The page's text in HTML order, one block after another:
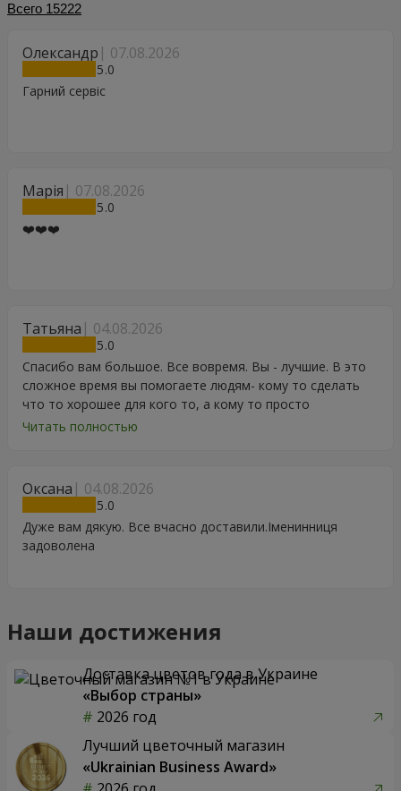
Всего 15222
Олександр 07.08.2026
5
Гарний сервіс
Марія 07.08.2026
5
❤️❤️❤️
Татьяна 04.08.2026
5
Спасибо вам большое. Все вовремя. Вы - лучшие. В это
сложное время вы помогаете людям- кому то сделать
что то хорошее для кого то, а кому то просто
порадоваться цветам, подарку, тортику, поздравлению.
Читать полностью
Оксана 04.08.2026
5
Дуже вам дякую. Все вчасно доставили.Іменинниця
задоволена
Наши достижения
Доставка цветов года в Украине
«Выбор страны»
2026 год
Лучший цветочный магазин
«Ukrainian Business Award»